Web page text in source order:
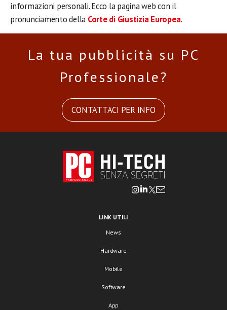
informazioni personali. Ecco la pagina web con il
pronunciamento della Corte di Giustizia Europea.
La tua pubblicità su PC
Professionale?
CONTATTACI PER INFO
LINK UTILI
News
Hardware
Mobile
Software
App